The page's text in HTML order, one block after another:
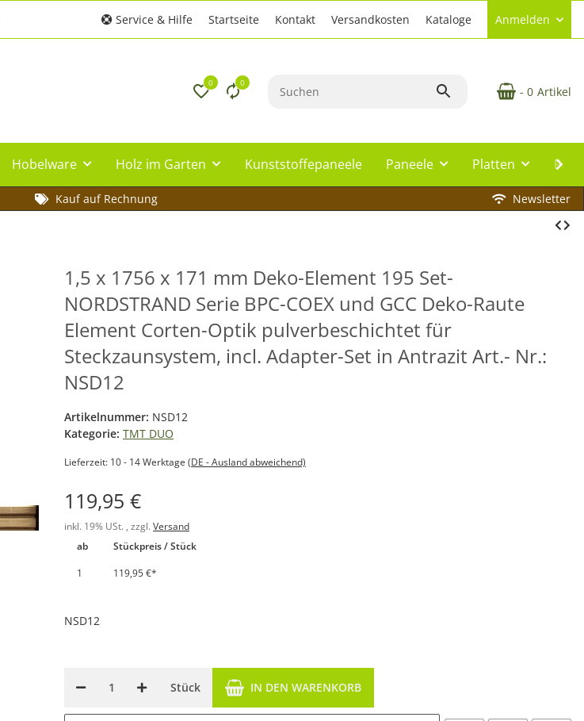
Service & Hilfe Startseite Kontakt Versandkosten Kataloge Anmelden
0 0
- 0 Artikel
Hobelware Holz im Garten Kunststoffepaneele Paneele Platten
Kauf auf Rechnung
Newsletter
1,5 x 1756 x 171 mm Deko-Element 195 Set-
NORDSTRAND Serie BPC-COEX und GCC Deko-Raute
Element Corten-Optik pulverbeschichtet für
Steckzaunsystem, incl. Adapter-Set in Antrazit Art.- Nr.:
NSD12
Artikelnummer: NSD12
Kategorie: TMT DUO
Lieferzeit: 10 - 14 Werktage (DE - Ausland abweichend)
119,95 €
inkl. 19% USt. , zzgl. Versand
ab
Stückpreis / Stück
1
119,95 €*
NSD12
Stück IN DEN WARENKORB